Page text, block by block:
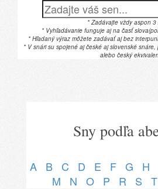
* Zadávajte vždy aspon 3
* Vyhľadávanie funguje aj na časť
* Hľadaný výraz môžete zadávať aj bez
* V snári su spojené aj české aj slovenské
alebo český
Sny podľa
A B C D E F G H
M
N O P R S T